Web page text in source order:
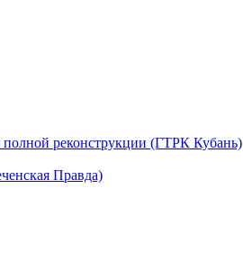
полной реконструкции (ГТРК Кубань)
Правда)